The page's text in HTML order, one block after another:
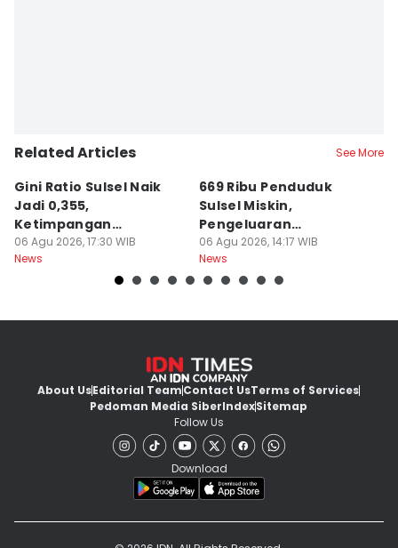
Related Articles See More
Gini Ratio Sulsel Naik
Jadi 0,355,
Ketimpangan
Perdesaan Meningkat
06 Agu 2026, 17:30 WIB
News
669 Ribu Penduduk
Sulsel Miskin,
Pengeluaran
Terbesarnya Rokok
06 Agu 2026, 14:17 WIB
News
About UsEditorial TeamContact UsTerms of Services
Pedoman Media SiberIndexSitemap
Follow Us
Download